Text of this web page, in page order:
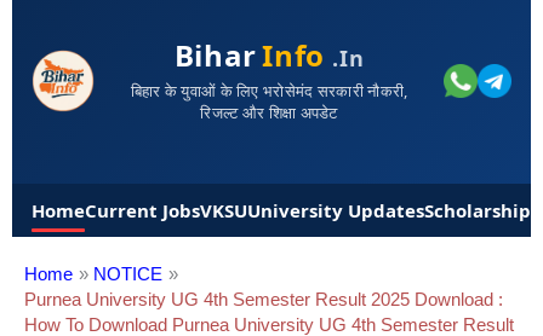
BiharInfo .in
बिहार के युवाओं के लिए भरोसेमंद सरकारी नौकरी,
रिजल्ट और शिक्षा अपडेट
HomeCurrent JobsVKSUUniversity UpdatesScholarships
Home
NOTICE
Purnea University UG 4th Semester Result 2025 Download :
How To Download Purnea University UG 4th Semester Result